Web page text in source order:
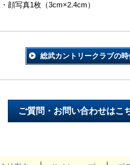
・顔写真1枚（3cm×2.4cm）
総武カントリークラブの